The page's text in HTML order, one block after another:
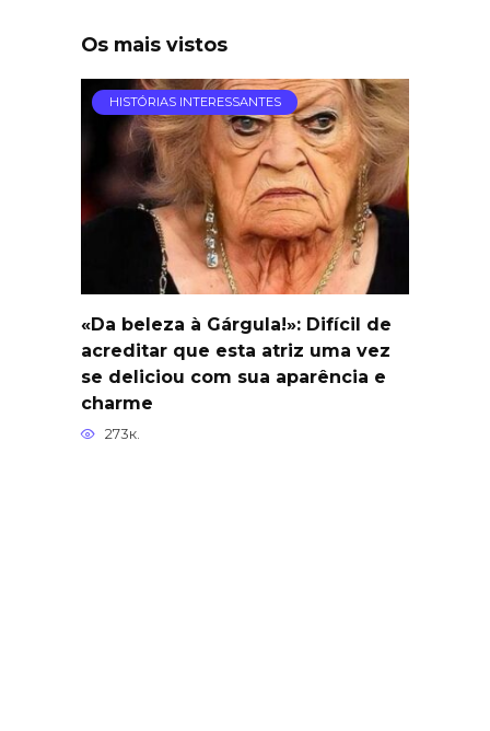
Os mais vistos
HISTÓRIAS INTERESSANTES
«Da beleza à Gárgula!»: Difícil de
acreditar que esta atriz uma vez
se deliciou com sua aparência e
charme
273к.